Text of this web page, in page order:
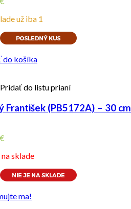
už iba 1
do košíka
Pridať do listu prianí
František (PB5172A) – 30 cm
€
sklade
ma!